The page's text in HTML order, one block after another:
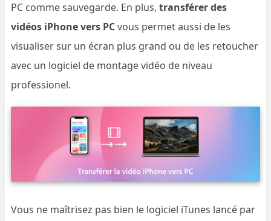
PC comme sauvegarde. En plus,transférer des
vidéos iPhone vers PCvous permet aussi de les
visualiser sur un écran plus grand ou de les retoucher
avec un logiciel de montage vidéo de niveau
professionel.
Vous ne maîtrisez pas bien le logiciel iTunes lancé par